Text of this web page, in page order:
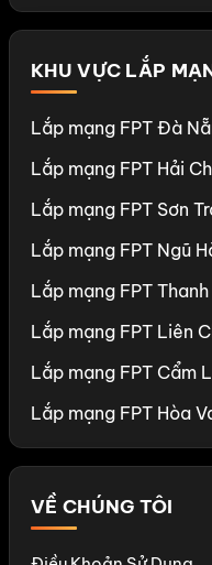
KHU VỰC LẮP
Lắp mạng FPT Đà
Lắp mạng FPT Hải
Lắp mạng FPT Sơn
Lắp mạng FPT Ngũ
Lắp mạng FPT Thanh
Lắp mạng FPT Liên
Lắp mạng FPT Cẩm
Lắp mạng FPT Hòa
VỀ CHÚNG TÔI